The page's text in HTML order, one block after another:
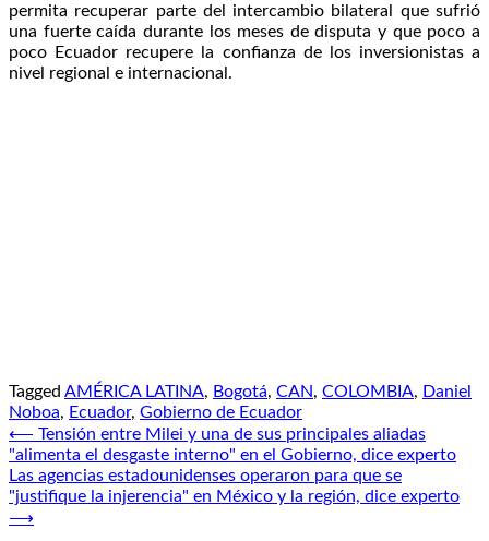
permita recuperar parte del intercambio bilateral que sufrió
una fuerte caída durante los meses de disputa y que poco a
poco Ecuador recupere la confianza de los inversionistas a
nivel regional e internacional.
Tagged AMÉRICA LATINA, Bogotá, CAN, COLOMBIA, Daniel
Noboa, Ecuador, Gobierno de Ecuador
Navegación
de
entradas
⟵ Tensión entre Milei y una de sus principales aliadas
"alimenta el desgaste interno" en el Gobierno, dice experto
Las agencias estadounidenses operaron para que se
"justifique la injerencia" en México y la región, dice experto
⟶